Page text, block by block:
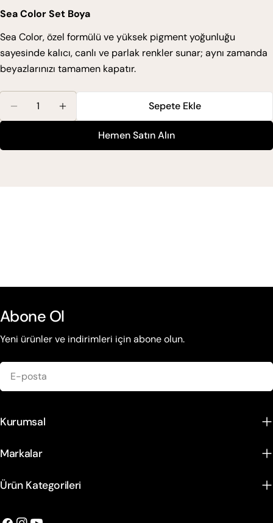
ücreti
fiyat
Sea Color Set Boya
Sea Color, özel formülü ve yüksek pigment yoğunluğu
sayesinde kalıcı, canlı ve parlak renkler sunar; aynı zamanda
beyazlarınızı tamamen kapatır.
Sea Color Set Boya 1.0 Siyah Için Miktarı Azaltın
Sea Color Set Boya 1.0 Siyah Için Miktarı
Sepete Ekle
Hemen Satın Alın
Abone Ol
Yeni ürünler ve indirimleri için abone olun.
posta
Kurumsal
Markalar
Ürün Kategorileri